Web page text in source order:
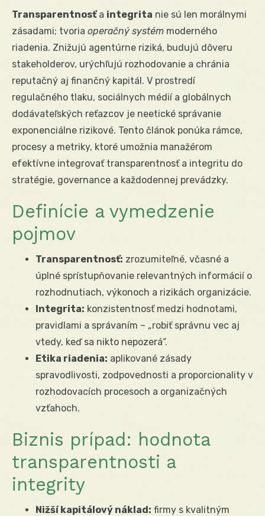
Transparentnosťa integrita nie sú len morálnymi
zásadami; tvoria operačný systém moderného
riadenia. Znižujú agentúrne riziká, budujú dôveru
stakeholderov, urýchľujú rozhodovanie a chránia
reputačný aj finančný kapitál. V prostredí
regulačného tlaku, sociálnych médií a globálnych
dodávateľských reťazcov je neetické správanie
exponenciálne rizikové. Tento článok ponúka rámce,
procesy a metriky, ktoré umožnia manažérom
efektívne integrovať transparentnosť a integritu do
stratégie, governance a každodennej prevádzky.
Definície a vymedzenie
pojmov
Transparentnosť: zrozumiteľné, včasné a
úplné sprístupňovanie relevantných informácií o
rozhodnutiach, výkonoch a rizikách organizácie.
Integrita: konzistentnosť medzi hodnotami,
pravidlami a správaním – „robiť správnu vec aj
vtedy, keď sa nikto nepozerá“.
Etika riadenia: aplikované zásady
spravodlivosti, zodpovednosti a proporcionality v
rozhodovacích procesoch a organizačných
vzťahoch.
Biznis prípad: hodnota
transparentnosti a
integrity
Nižší kapitálový náklad: firmy s kvalitným